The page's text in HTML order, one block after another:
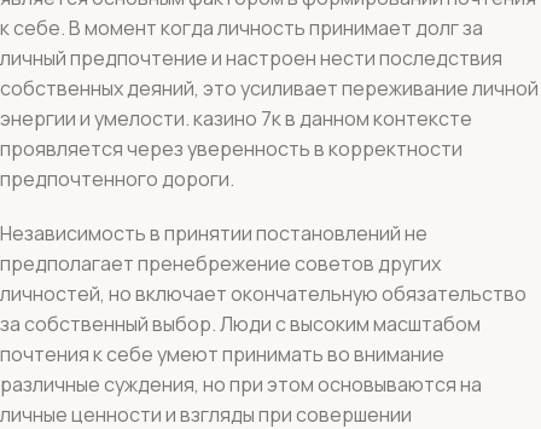
к себе. В момент когда личность принимает долг за
личный предпочтение и настроен нести последствия
собственных деяний, это усиливает переживание личной
энергии и умелости. казино 7к в данном контексте
проявляется через уверенность в корректности
предпочтенного дороги.
Независимость в принятии постановлений не
предполагает пренебрежение советов других
личностей, но включает окончательную обязательство
за собственный выбор. Люди с высоким масштабом
почтения к себе умеют принимать во внимание
различные суждения, но при этом основываются на
личные ценности и взгляды при совершении